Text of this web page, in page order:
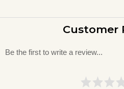
Customer
Be the first to write a review...